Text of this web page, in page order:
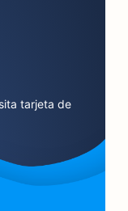
tarjeta de